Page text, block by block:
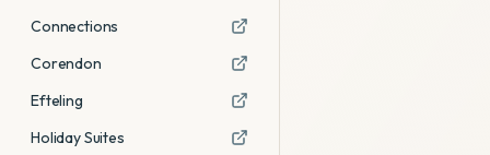
Connections
Corendon
Efteling
Holiday Suites